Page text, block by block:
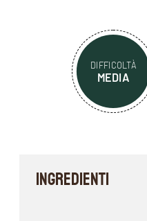
DIFFICOLTÀ
MEDIA
INGREDIENTI